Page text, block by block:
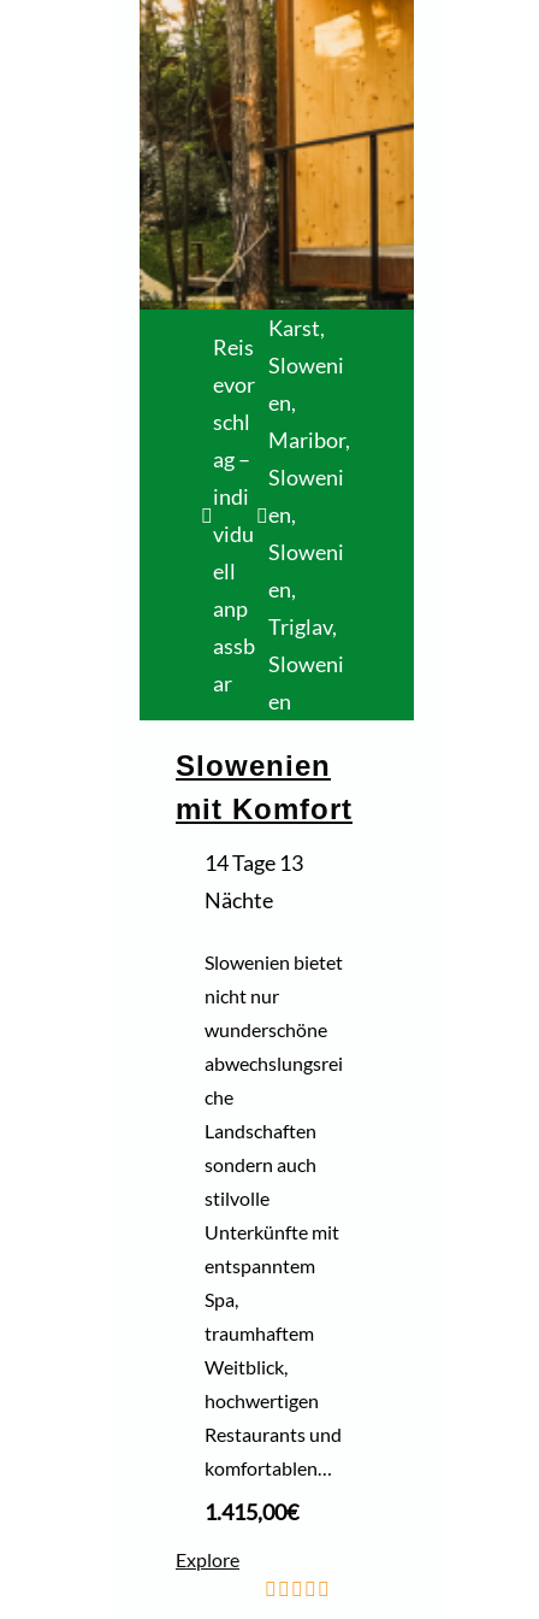
Reis
evor
schl
ag –
indi
vidu
ell
anp
assb
ar
Karst,
Sloweni
en,
Maribor,
Sloweni
en,
Sloweni
en,
Triglav,
Sloweni
en
Slowenien
mit Komfort
14 Tage 13
Nächte
Slowenien bietet
nicht nur
wunderschöne
abwechslungsrei
che
Landschaften
sondern auch
stilvolle
Unterkünfte mit
entspanntem
Spa,
traumhaftem
Weitblick,
hochwertigen
Restaurants und
komfortablen…
1.415,00€
Explore